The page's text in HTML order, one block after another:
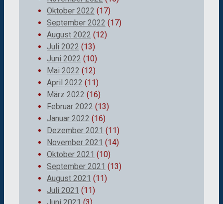
Oktober 2022 (17)
September 2022 (17)
August 2022 (12)
Juli 2022 (13)
Juni 2022 (10)
Mai 2022 (12)
April 2022 (11)
März 2022 (16)
Februar 2022 (13)
Januar 2022 (16)
Dezember 2021 (11)
November 2021 (14)
Oktober 2021 (10)
September 2021 (13)
August 2021 (11)
Juli 2021 (11)
Juni 2021 (3)